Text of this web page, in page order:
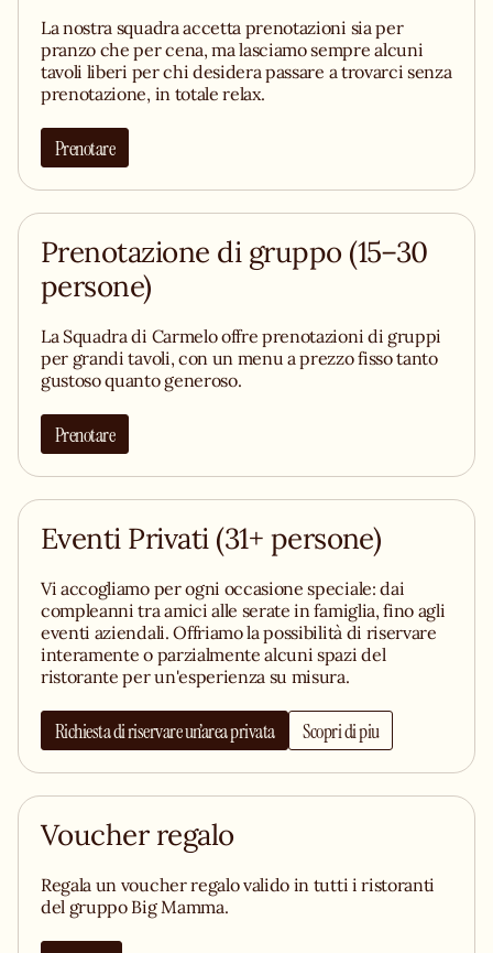
La nostra squadra accetta prenotazioni sia per
pranzo che per cena, ma lasciamo sempre alcuni
tavoli liberi per chi desidera passare a trovarci senza
prenotazione, in totale relax.
Prenotare
Prenotazione di gruppo (15–30
persone)
La Squadra di Carmelo offre prenotazioni di gruppi
per grandi tavoli, con un menu a prezzo fisso tanto
gustoso quanto generoso.
Prenotare
Eventi Privati (31+ persone)
Vi accogliamo per ogni occasione speciale: dai
compleanni tra amici alle serate in famiglia, fino agli
eventi aziendali. Offriamo la possibilità di riservare
interamente o parzialmente alcuni spazi del
ristorante per un'esperienza su misura.
Richiesta di riservare un’area privata Scopri di piu
Voucher regalo
Regala un voucher regalo valido in tutti i ristoranti
del gruppo Big Mamma.